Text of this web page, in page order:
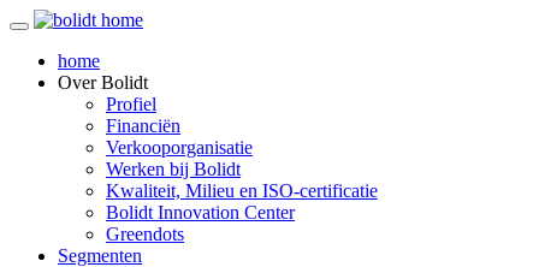
home
OverBolidt
Profiel
Financiën
Verkooporganisatie
Werken bij Bolidt
Kwaliteit, Milieu en ISO-certificatie
Bolidt Innovation Center
Greendots
Segmenten